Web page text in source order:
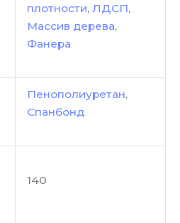
плотности, ЛДСП,
Массив дерева,
Фанера
Пенополиуретан,
Спанбонд
140